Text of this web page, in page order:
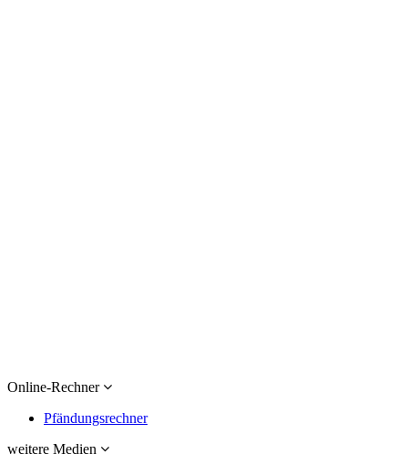
Online-Rechner
Pfändungsrechner
weitere Medien